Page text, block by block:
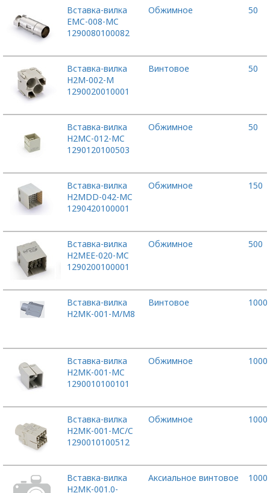
Вставка-вилка
EMC-008-MC
1290080100082
Обжимное 50
Вставка-вилка
H2M-002-M
1290020010001
Винтовое 50
Вставка-вилка
H2MC-012-MC
1290120100503
Обжимное 50
Вставка-вилка
H2MDD-042-MC
1290420100001
Обжимное 150
Вставка-вилка
H2MEE-020-MC
1290200100001
Обжимное 500
Вставка-вилка
H2MK-001-M/M8
Винтовое 1000
Вставка-вилка
H2MK-001-MC
1290010100101
Обжимное 1000
Вставка-вилка
H2MK-001-MC/C
1290010100512
Обжимное 1000
Вставка-вилка
H2MK-001.0-
Аксиальное винтовое 1000